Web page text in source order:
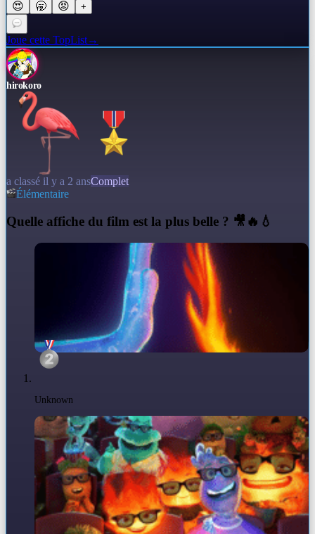
😍 🥱 😡 +
Joue cette TopList→
hirokoro
a classé il y a 2 ansComplet
Élémentaire
Quelle affiche du film est la plus belle ? 🎥🔥💧
Unknown